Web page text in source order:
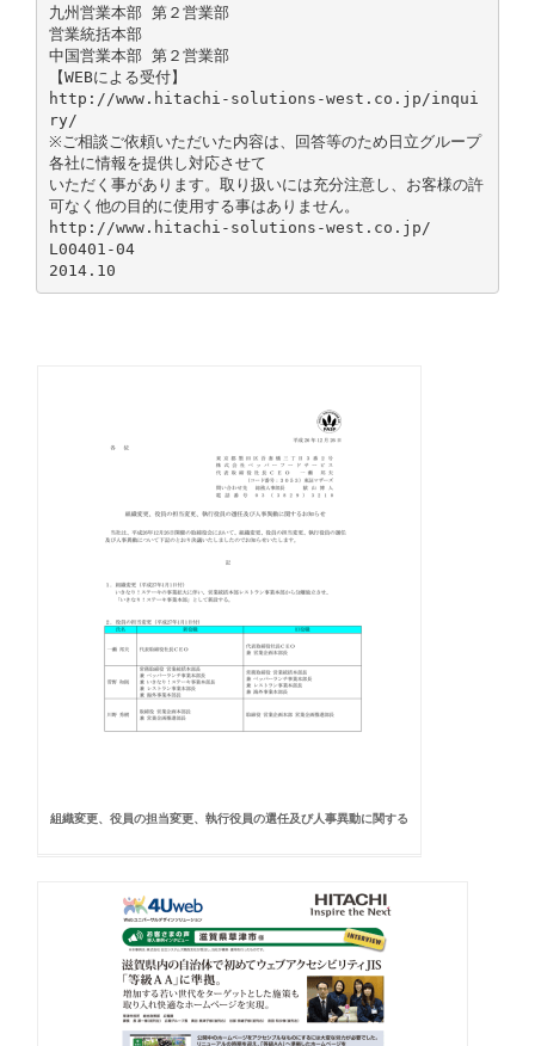
九州営業本部 第２営業部
営業統括本部
中国営業本部 第２営業部
【WEBによる受付】
http://www.hitachi-solutions-west.co.jp/inqui
ry/
※ご相談ご依頼いただいた内容は、回答等のため日立グループ
各社に情報を提供し対応させて
いただく事があります。取り扱いには充分注意し、お客様の許
可なく他の目的に使用する事はありません。
http://www.hitachi-solutions-west.co.jp/
L00401-04
組織変更、役員の担当変更、執行役員の選任及び人事異動に関する